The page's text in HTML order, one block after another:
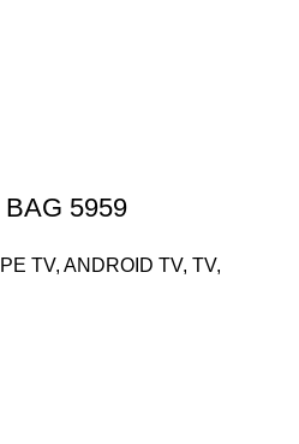
5959
TV, ANDROID TV, TV,